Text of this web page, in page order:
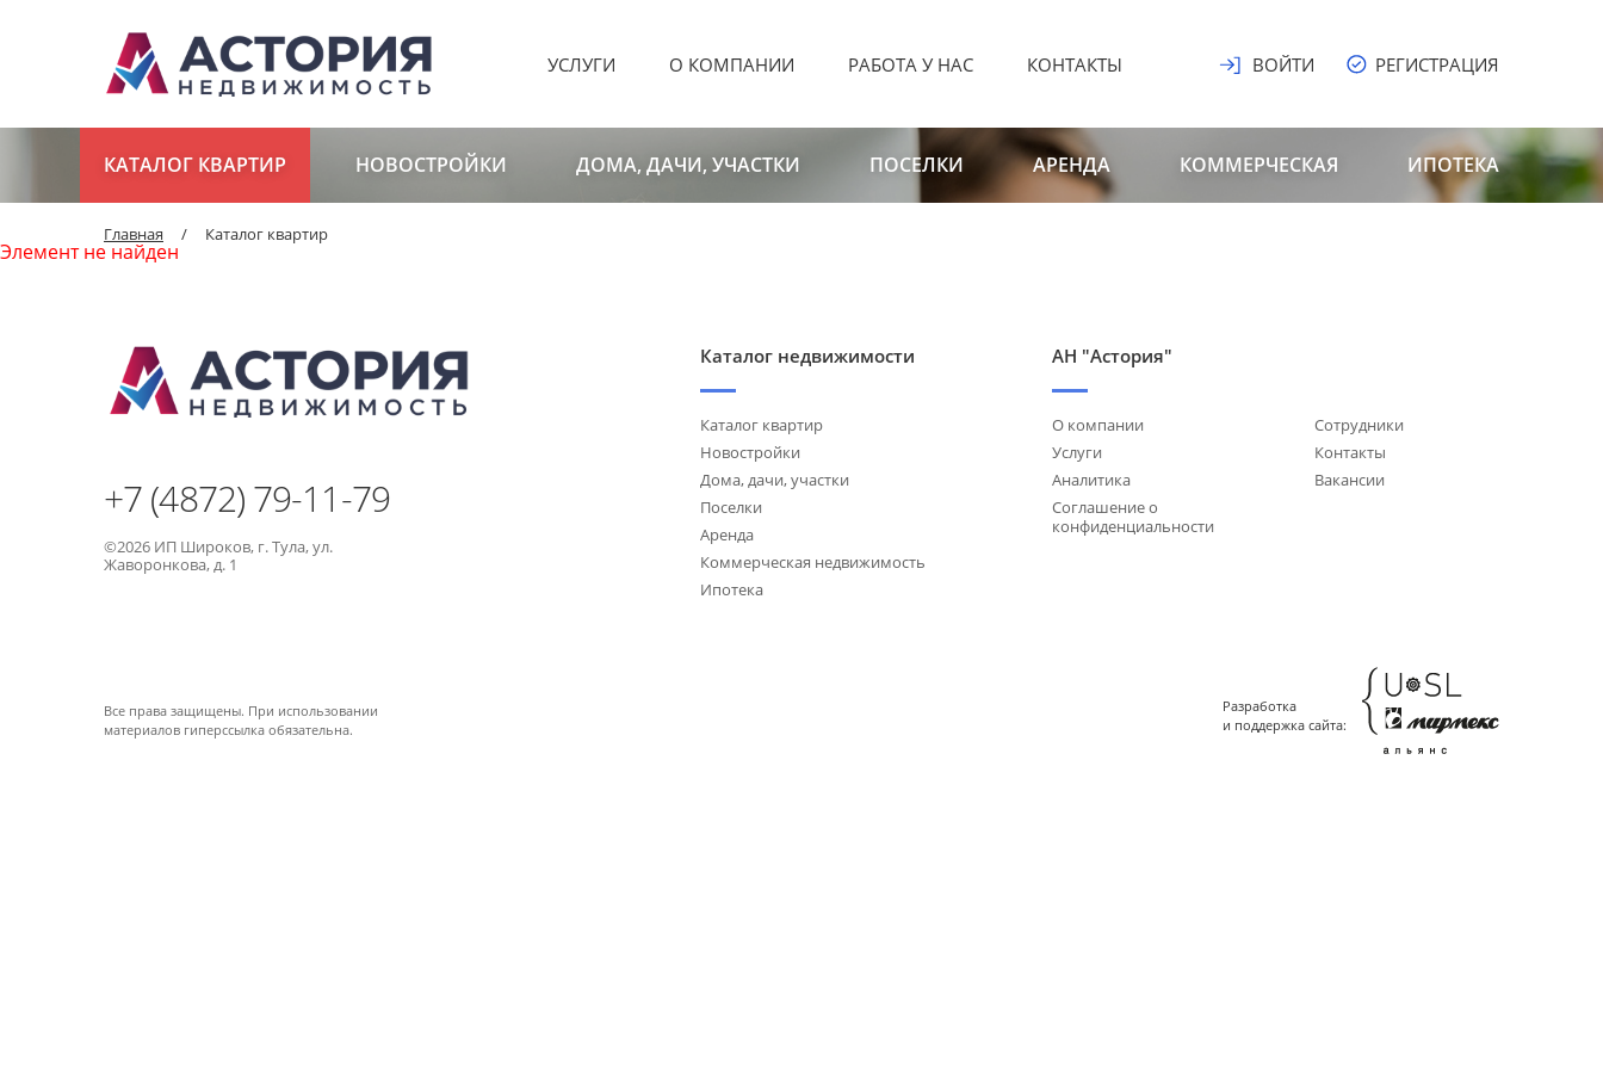
УСЛУГИ О КОМПАНИИ РАБОТА У НАС КОНТАКТЫ ВОЙТИ РЕГИСТРАЦИЯ
КАТАЛОГ КВАРТИР НОВОСТРОЙКИ ДОМА, ДАЧИ, УЧАСТКИ ПОСЕЛКИ АРЕНДА КОММЕРЧЕСКАЯ ИПОТЕКА
Главная / Каталог квартир
Элемент не найден
+7 (4872) 79-11-79
©2026 ИП Широков, г. Тула, ул.
Жаворонкова, д. 1
Все права защищены. При использовании
материалов гиперссылка обязательна.
Каталог недвижимости
Каталог квартир
Новостройки
Дома, дачи, участки
Поселки
Аренда
Коммерческая недвижимость
Ипотека
АН "Астория"
О компании
Услуги
Аналитика
Соглашение о
конфиденциальности
Сотрудники
Контакты
Вакансии
Разработка
и поддержка сайта: